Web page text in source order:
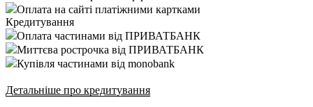
Оплата на сайті платіжними картками
Кредитування
Оплата частинами від ПРИВАТБАНК
Миттєва рострочка від ПРИВАТБАНК
Купівля частинами від monobank
Детальніше про кредитування